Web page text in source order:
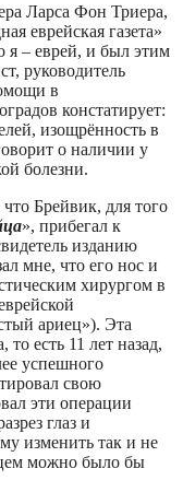
Ларса Фон Триера,
еврейская газета»
я – еврей, и был этим
руководитель
в
констатирует:
изощрённость в
о наличии у
болезни.
Брейвик, для того
», прибегал к
изданию
мне, что его нос и
хирургом в
ариец»). Эта
то есть 11 лет назад,
успешного
свою
эти операции
глаз и
изменить так и не
можно было бы